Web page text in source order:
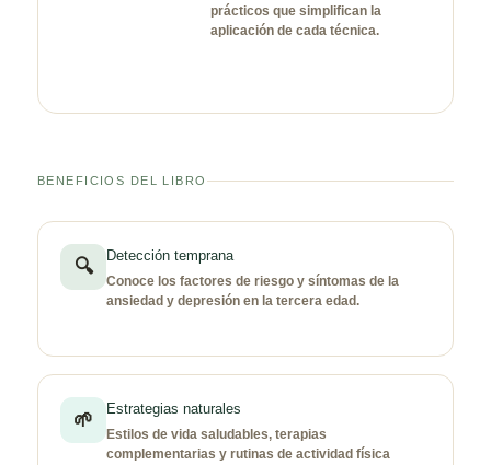
prácticos que simplifican la
aplicación de cada técnica.
BENEFICIOS DEL LIBRO
🔍 Detección temprana
Conoce los factores de riesgo y síntomas de la
ansiedad y depresión en la tercera edad.
🌱 Estrategias naturales
Estilos de vida saludables, terapias
complementarias y rutinas de actividad física